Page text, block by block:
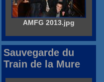
AMFG 2013.jpg
Sauvegarde du
Train de la Mure